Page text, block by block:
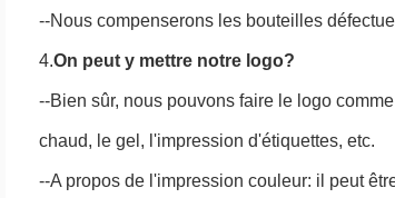
--Nous compenserons les bouteilles
4.On peut y mettre notre logo?
--Bien sûr, nous pouvons faire le logo
chaud, le gel, l'impression d'étiquettes, etc.
--A propos de l'impression couleur: il peut